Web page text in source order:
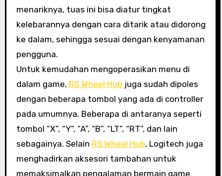
menariknya, tuas ini bisa diatur tingkat
kelebarannya dengan cara ditarik atau didorong
ke dalam, sehingga sesuai dengan kenyamanan
pengguna.
Untuk kemudahan mengoperasikan menu di
dalam game, RS Wheel Hub juga sudah dipoles
dengan beberapa tombol yang ada di controller
pada umumnya. Beberapa di antaranya seperti
tombol “X”, “Y”, “A”, “B”, “LT”, “RT”, dan lain
sebagainya. Selain RS Wheel Hub, Logitech juga
menghadirkan aksesori tambahan untuk
memaksimalkan pengalaman bermain game